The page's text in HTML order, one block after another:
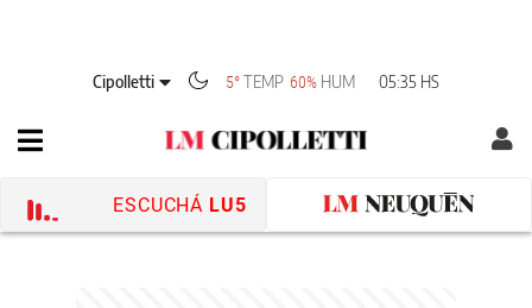
Cipolletti 5° TEMP 60% HUM 05:35 HS
ESCUCHÁ LU5